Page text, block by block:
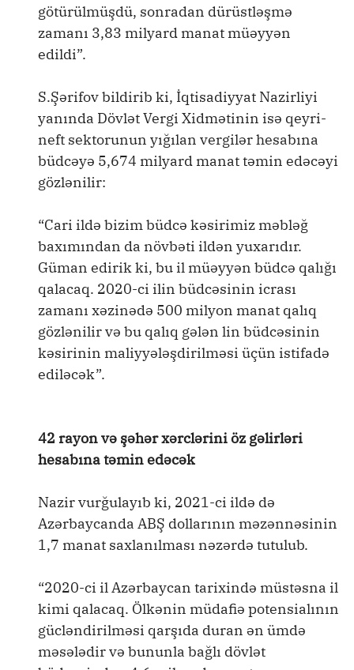
götürülmüşdü, sonradan dürüstləşmə
zamanı 3,83 milyard manat müəyyən
edildi”.
S.Şərifov bildirib ki, İqtisadiyyat Nazirliyi
yanında Dövlət Vergi Xidmətinin isə qeyri-
neft sektorunun yığılan vergilər hesabına
büdcəyə 5,674 milyard manat təmin edəcəyi
gözlənilir:
“Cari ildə bizim büdcə kəsirimiz məbləğ
baxımından da növbəti ildən yuxarıdır.
Güman edirik ki, bu il müəyyən büdcə qalığı
qalacaq. 2020-ci ilin büdcəsinin icrası
zamanı xəzinədə 500 milyon manat qalıq
gözlənilir və bu qalıq gələn lin büdcəsinin
kəsirinin maliyyələşdirilməsi üçün istifadə
ediləcək”.
42 rayon və şəhər xərclərini öz gəlirləri
hesabına təmin edəcək
Nazir vurğulayıb ki, 2021-ci ildə də
Azərbaycanda ABŞ dollarının məzənnəsinin
1,7 manat saxlanılması nəzərdə tutulub.
“2020-ci il Azərbaycan tarixində müstəsna il
kimi qalacaq. Ölkənin müdafiə potensialının
gücləndirilməsi qarşıda duran ən ümdə
məsələdir və bununla bağlı dövlət